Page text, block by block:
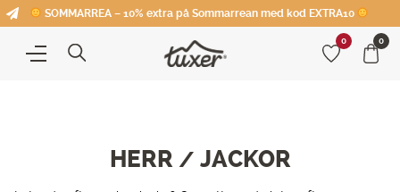
SOMMARREA – 10% extra på Sommarrean med kod EXTRA10
0 0
HERR / JACKOR